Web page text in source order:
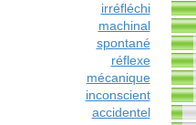
irréfléchi
machinal
spontané
réflexe
mécanique
inconscient
accidentel